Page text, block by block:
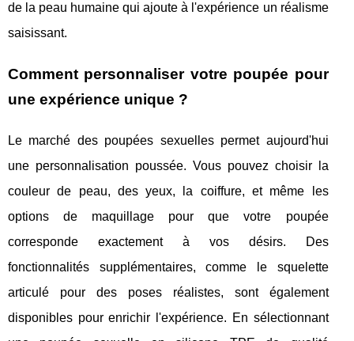
de la peau humaine qui ajoute à l'expérience un réalisme
saisissant.
Comment personnaliser votre poupée pour
une expérience unique ?
Le marché des poupées sexuelles permet aujourd'hui
une personnalisation poussée. Vous pouvez choisir la
couleur de peau, des yeux, la coiffure, et même les
options de maquillage pour que votre poupée
corresponde exactement à vos désirs. Des
fonctionnalités supplémentaires, comme le squelette
articulé pour des poses réalistes, sont également
disponibles pour enrichir l'expérience. En sélectionnant